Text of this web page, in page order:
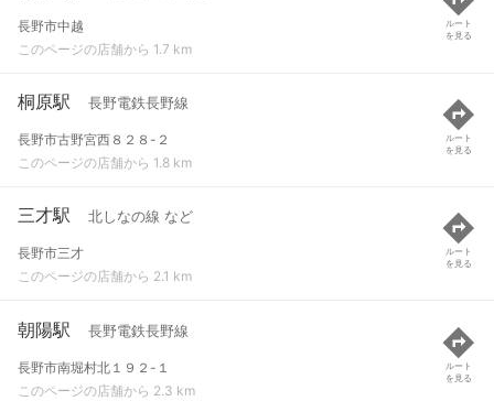
長野市中越
このページの店舗から 1.7 km
ルート
を見る
桐原駅 長野電鉄長野線
長野市古野宮西８２８-２
このページの店舗から 1.8 km
ルート
を見る
三才駅 北しなの線 など
長野市三才
このページの店舗から 2.1 km
ルート
を見る
朝陽駅 長野電鉄長野線
長野市南堀村北１９２-１
このページの店舗から 2.3 km
ルート
を見る